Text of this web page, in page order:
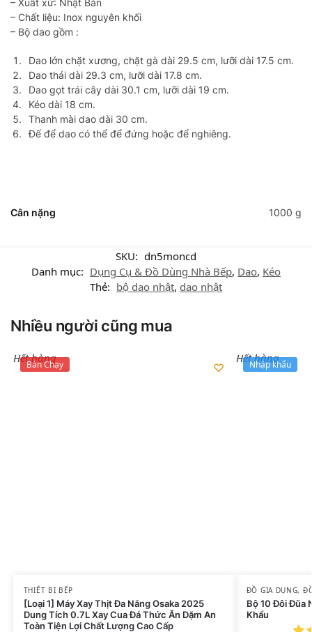
– Xuất xứ: Nhật Bản
– Chất liệu: Inox nguyên khối
– Bộ dao gồm :
Dao lớn chặt xương, chặt gà dài 29.5 cm, lưỡi dài 17.5 cm.
Dao thái dài 29.3 cm, lưỡi dài 17.8 cm.
Dao gọt trái cây dài 30.1 cm, lưỡi dài 19 cm.
Kéo dài 18 cm.
Thanh mài dao dài 30 cm.
Đế để dao có thể để đứng hoặc để nghiêng.
Cân nặng 1000 g
SKU: dn5moncd
Danh mục: Dụng Cụ & Đồ Dùng Nhà Bếp, Dao, Kéo
Thẻ: bộ dao nhật, dao nhật
Nhiều người cũng mua
Bán Chạy
Hết hàng
THIẾT BỊ BẾP
[Loại 1] Máy Xay Thịt Đa Năng Osaka 2025
Dung Tích 0.7L Xay Cua Đá Thức Ăn Dặm An
Toàn Tiện Lợi Chất Lượng Cao Cấp
Nhập khẩu
Hết hàng
ĐỒ GIA DỤNG,
Bộ 10 Đôi Đũa
Khẩu